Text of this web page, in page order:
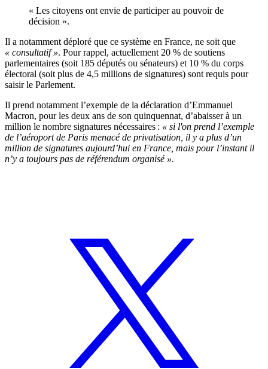
« Les citoyens ont envie de participer au pouvoir de
décision ».
Il a notamment déploré que ce système en France, ne soit que
« consultatif ». Pour rappel, actuellement 20 % de soutiens
parlementaires (soit 185 députés ou sénateurs) et 10 % du corps
électoral (soit plus de 4,5 millions de signatures) sont requis pour
saisir le Parlement.
Il prend notamment l’exemple de la déclaration d’Emmanuel
Macron, pour les deux ans de son quinquennat, d’abaisser à un
million le nombre signatures nécessaires : « si l'on prend l’exemple
de l’aéroport de Paris menacé de privatisation, il y a plus d’un
million de signatures aujourd’hui en France, mais pour l’instant il
n’y a toujours pas de référendum organisé ».